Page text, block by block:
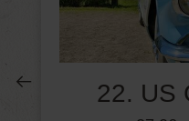
22. US